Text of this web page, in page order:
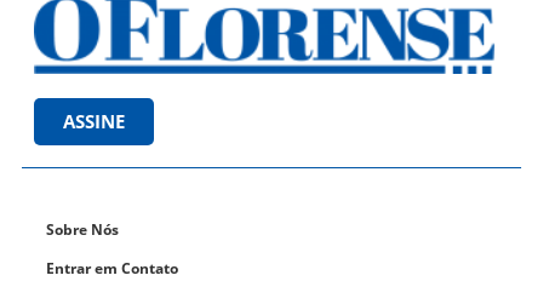
ASSINE
Sobre Nós
Entrar em Contato